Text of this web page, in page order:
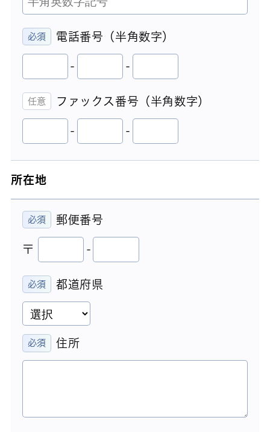
電話番号（半角数字）
- -
ファックス番号（半角数字）
- -
所在地
郵便番号
〒 -
都道府県
住所